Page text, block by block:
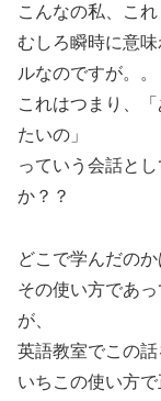
こんなの私、こ
むしろ瞬時に意
ルなのですが。。
これはつまり、
たいの」
っていう会話と
か？？
どこで学んだの
その使い方であ
が、
英語教室でこの話
いちこの使い方で